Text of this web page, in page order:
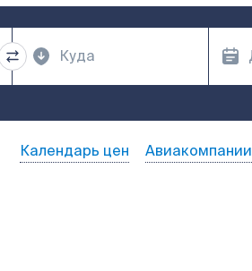
Календарь цен Авиакомпании